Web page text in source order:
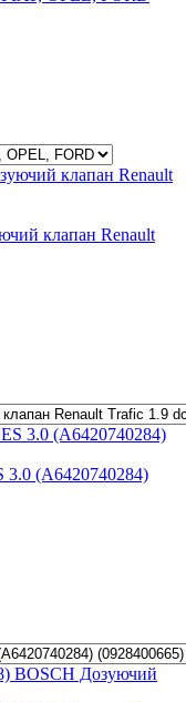
клапан Renault
3.0 (A6420740284)